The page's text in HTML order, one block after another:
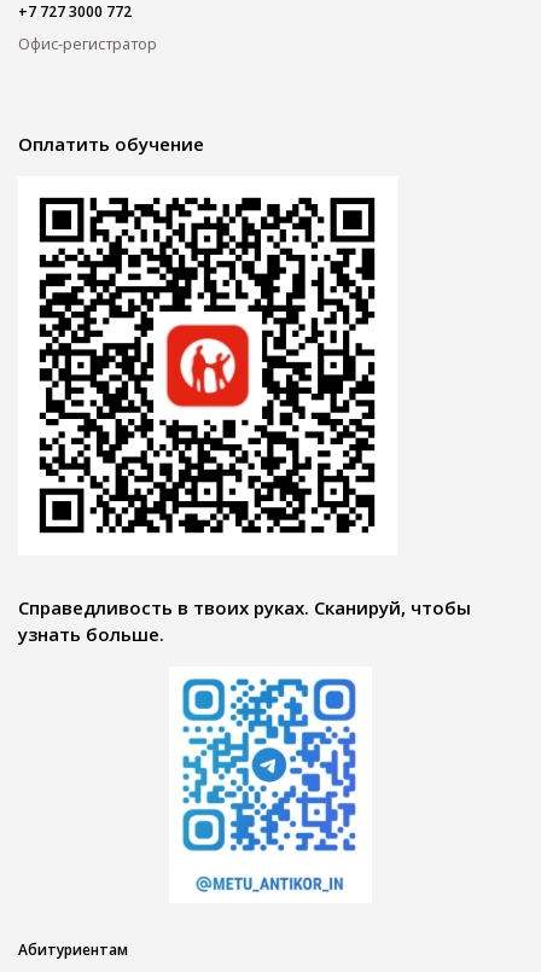
+7 727 3000 772
Офис-регистратор
Оплатить обучение
Справедливость в твоих руках. Сканируй, чтобы
узнать больше.
Абитуриентам